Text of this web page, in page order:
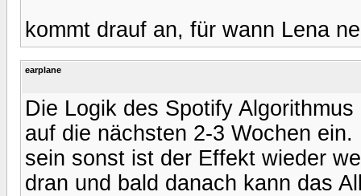
kommt drauf an, für wann Lena
earplane
Die Logik des Spotify
auf die nächsten 2-3 Wochen
sein sonst ist der Effekt wieder
dran und bald danach kann das